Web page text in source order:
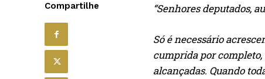
Compartilhe “Senhores deputados,
Só é necessário
cumprida por completo,
alcançadas. Quando